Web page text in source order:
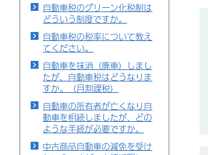
自動車税のグリーン化税制は
どういう制度ですか。
自動車税の税率について教え
てください。
自動車を抹消（廃車）しまし
たが、自動車税はどうなりま
すか。（月割課税）
自動車の所有者が亡くなり自
動車を相続しましたが、どの
ような手続が必要ですか。
中古商品自動車の減免を受け